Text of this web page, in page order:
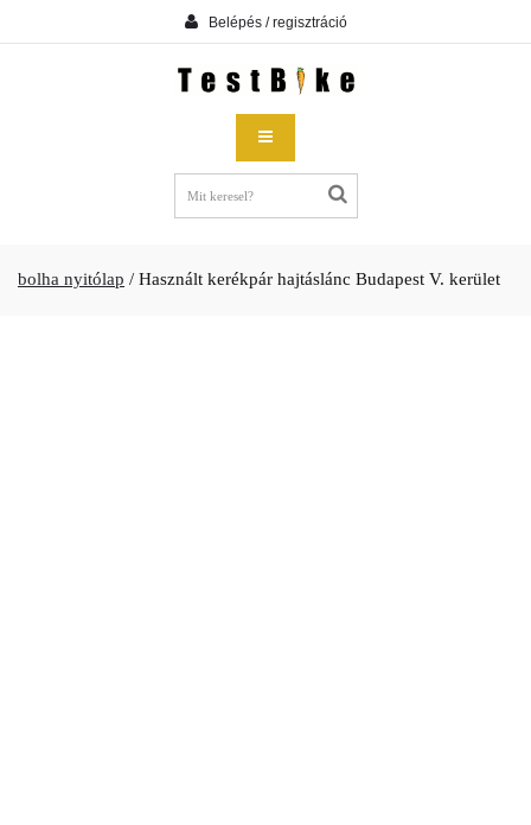
Belépés / regisztráció
bolha nyitólap / Használt kerékpár hajtáslánc Budapest V. kerület